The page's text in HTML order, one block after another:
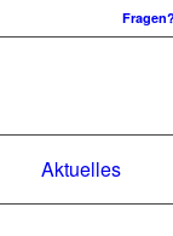
Aktuelles